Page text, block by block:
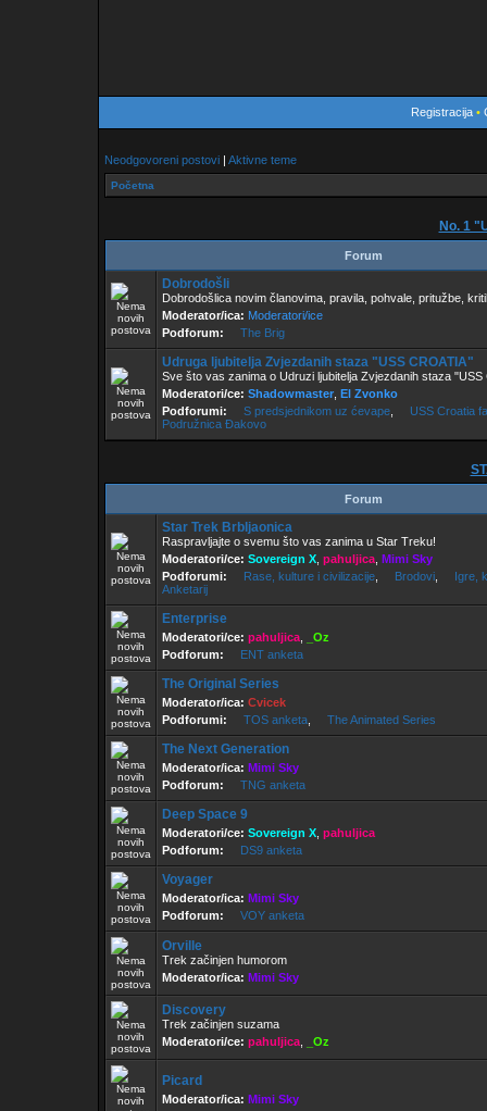
Registracija•
Neodgovoreni postovi | Aktivne teme
Početna
No. 1
Forum
Dobrodošli
Dobrodošlica novim članovima, pravila, pohvale, pritužbe,
Moderator/ica: Moderatori/ice
Podforum:
The Brig
Udruga ljubitelja Zvjezdanih staza "USS CROATIA"
Sve što vas zanima o Udruzi ljubitelja Zvjezdanih staza "USS
Moderatori/ce: Shadowmaster El Zvonko
Podforumi:
S predsjednikom uz ćevape
USS Croatia
Podružnica Đakovo
Forum
Star Trek Brbljaonica
Raspravljajte o svemu što vas zanima u Star Treku!
Moderatori/ce: Sovereign X pahuljica Mimi Sky
Podforumi:
Rase, kulture i civilizacije Brodovi
Igre,
Anketarij
Enterprise
Moderatori/ce: pahuljica
_Oz
Podforum:
ENT anketa
The Original Series
Moderator/ica: Cvicek
Podforumi:
TOS anketa The Animated Series
The Next Generation
Moderator/ica: Mimi Sky
Podforum:
TNG anketa
Deep Space 9
Moderatori/ce: Sovereign X pahuljica
Podforum:
DS9 anketa
Voyager
Moderator/ica: Mimi Sky
Podforum:
VOY anketa
Orville
Trek začinjen humorom
Moderator/ica: Mimi Sky
Discovery
Trek začinjen suzama
Moderatori/ce: pahuljica _Oz
Picard
Moderator/ica: Mimi Sky